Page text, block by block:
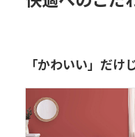
「かわいい」だけ